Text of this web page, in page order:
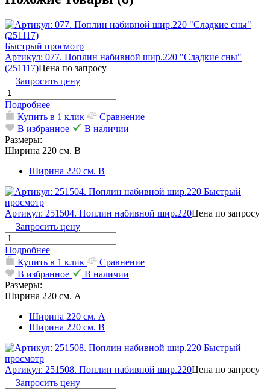
Быстрый просмотр
Артикул: 077. Поплин набивной шир.220 "Сладкие сны"
(251117)Цена по запросу
Запросить цену
Подробнее
Купить в 1 клик
Сравнение
В избранное
В наличии
Размеры:
Ширина 220 см. В
Ширина 220 см. В
Быстрый
просмотр
Артикул: 251504. Поплин набивной шир.220Цена по запросу
Запросить цену
Подробнее
Купить в 1 клик
Сравнение
В избранное
В наличии
Размеры:
Ширина 220 см. А
Ширина 220 см. А
Ширина 220 см. В
Быстрый
просмотр
Артикул: 251508. Поплин набивной шир.220Цена по запросу
Запросить цену